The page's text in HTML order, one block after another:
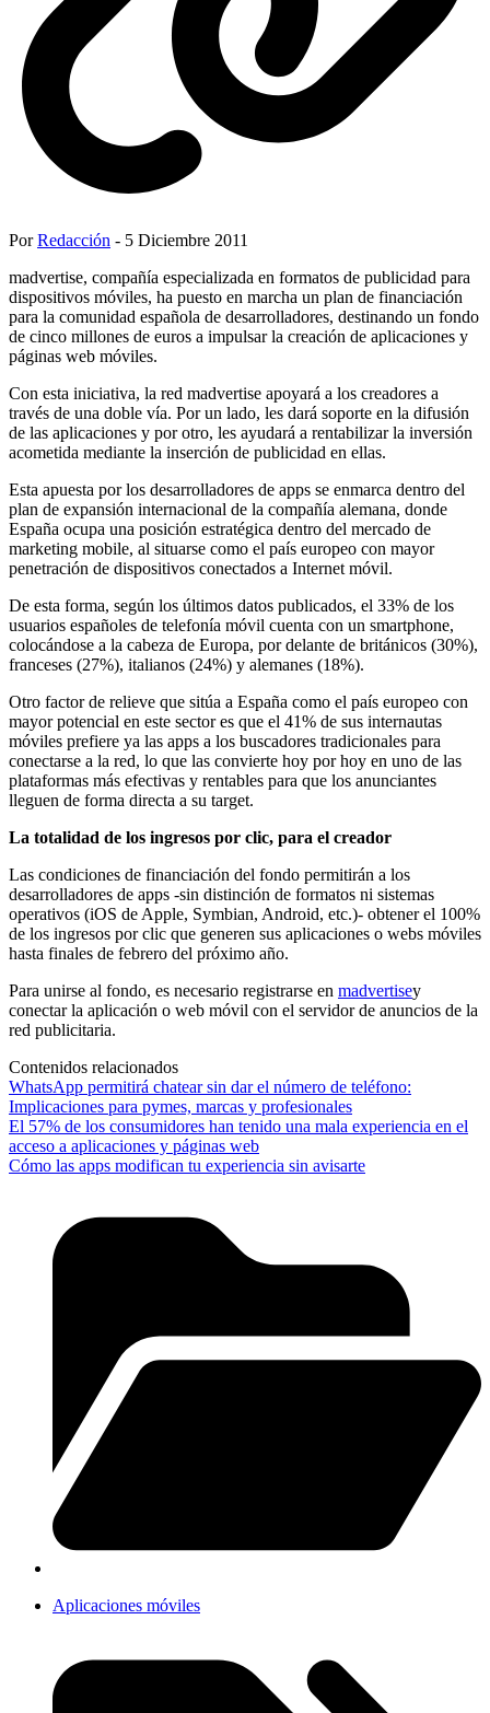
PorRedacción - 5 Diciembre 2011
madvertise, compañía especializada en formatos de publicidad para
dispositivos móviles, ha puesto en marcha un plan de financiación
para la comunidad española de desarrolladores, destinando un fondo
de cinco millones de euros a impulsar la creación de aplicaciones y
páginas web móviles.
Con esta iniciativa, la red madvertise apoyará a los creadores a
través de una doble vía. Por un lado, les dará soporte en la difusión
de las aplicaciones y por otro, les ayudará a rentabilizar la inversión
acometida mediante la inserción de publicidad en ellas.
Esta apuesta por los desarrolladores de apps se enmarca dentro del
plan de expansión internacional de la compañía alemana, donde
España ocupa una posición estratégica dentro del mercado de
marketing mobile, al situarse como el país europeo con mayor
penetración de dispositivos conectados a Internet móvil.
De esta forma, según los últimos datos publicados, el 33% de los
usuarios españoles de telefonía móvil cuenta con un smartphone,
colocándose a la cabeza de Europa, por delante de británicos (30%),
franceses (27%), italianos (24%) y alemanes (18%).
Otro factor de relieve que sitúa a España como el país europeo con
mayor potencial en este sector es que el 41% de sus internautas
móviles prefiere ya las apps a los buscadores tradicionales para
conectarse a la red, lo que las convierte hoy por hoy en uno de las
plataformas más efectivas y rentables para que los anunciantes
lleguen de forma directa a su target.
La totalidad de los ingresos por clic, para el creador
Las condiciones de financiación del fondo permitirán a los
desarrolladores de apps -sin distinción de formatos ni sistemas
operativos (iOS de Apple, Symbian, Android, etc.)- obtener el 100%
de los ingresos por clic que generen sus aplicaciones o webs móviles
hasta finales de febrero del próximo año.
Para unirse al fondo, es necesario registrarse en madvertisey
conectar la aplicación o web móvil con el servidor de anuncios de la
red publicitaria.
Contenidos relacionados
WhatsApp permitirá chatear sin dar el número de teléfono:
Implicaciones para pymes, marcas y profesionales
El 57% de los consumidores han tenido una mala experiencia en el
acceso a aplicaciones y páginas web
Cómo las apps modifican tu experiencia sin avisarte
Aplicaciones móviles